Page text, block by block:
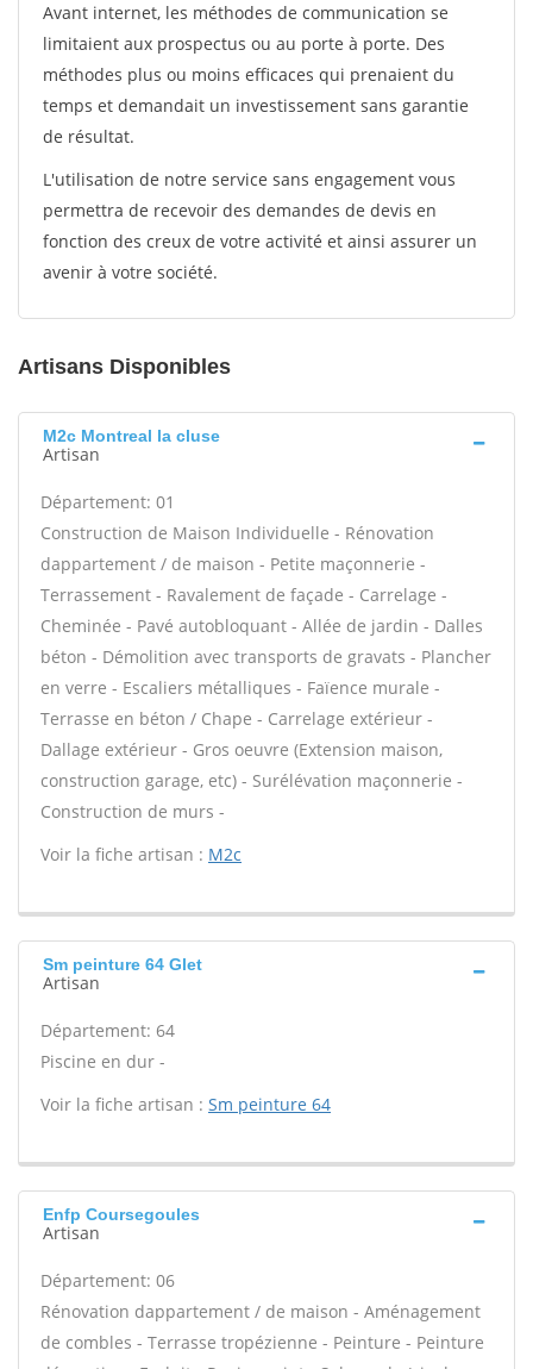
Avant internet, les méthodes de communication se
limitaient aux prospectus ou au porte à porte. Des
méthodes plus ou moins efficaces qui prenaient du
temps et demandait un investissement sans garantie
de résultat.
L'utilisation de notre service sans engagement vous
permettra de recevoir des demandes de devis en
fonction des creux de votre activité et ainsi assurer un
avenir à votre société.
Artisans Disponibles
M2c Montreal la cluse
Artisan
Département: 01
Construction de Maison Individuelle - Rénovation
dappartement / de maison - Petite maçonnerie -
Terrassement - Ravalement de façade - Carrelage -
Cheminée - Pavé autobloquant - Allée de jardin - Dalles
béton - Démolition avec transports de gravats - Plancher
en verre - Escaliers métalliques - Faïence murale -
Terrasse en béton / Chape - Carrelage extérieur -
Dallage extérieur - Gros oeuvre (Extension maison,
construction garage, etc) - Surélévation maçonnerie -
Construction de murs -
Voir la fiche artisan : M2c
Sm peinture 64 Glet
Artisan
Département: 64
Piscine en dur -
Voir la fiche artisan : Sm peinture 64
Enfp Coursegoules
Artisan
Département: 06
Rénovation dappartement / de maison - Aménagement
de combles - Terrasse tropézienne - Peinture - Peinture